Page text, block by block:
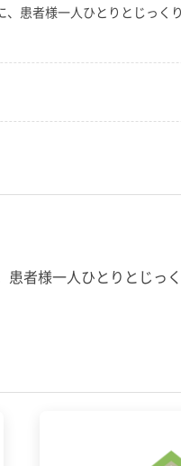
患者様一人ひとりとじっく
者様一人ひとりとじっ